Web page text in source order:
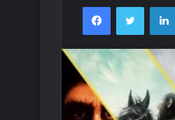
FacebookTwitter